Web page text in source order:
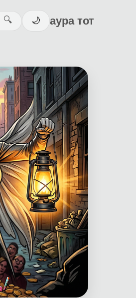
🔍 🌙 аура тот